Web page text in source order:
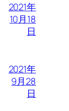
2021年
10月18
日
2021年
9月28
日